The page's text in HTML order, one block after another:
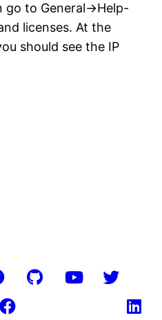
to General->Help-
licenses. At the
should see the IP